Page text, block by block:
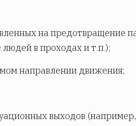
на предотвращение
в проходах и т.п.);
направлении движения;
выходов (например,